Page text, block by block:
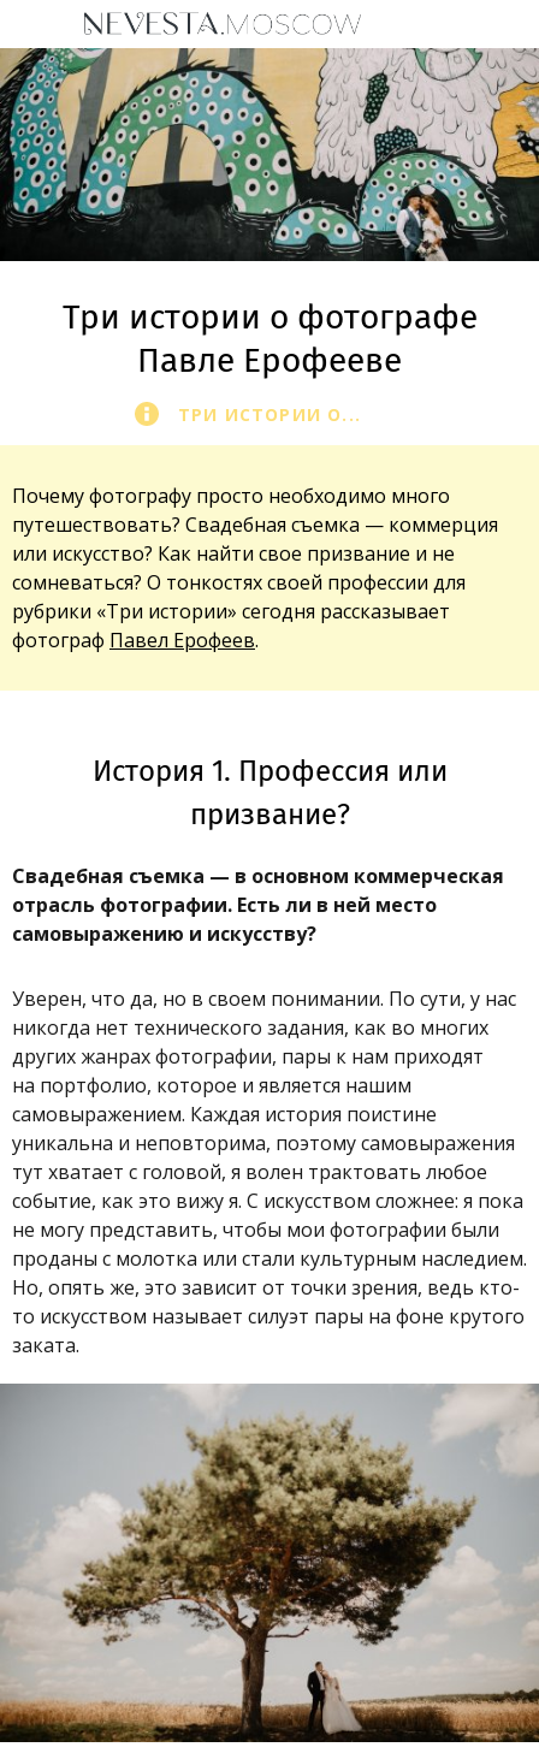
Три истории о фотографе
Павле Ерофееве
ТРИ ИСТОРИИ О...
Почему фотографу просто необходимо много
путешествовать? Свадебная съемка — коммерция
или искусство? Как найти свое призвание и не
сомневаться? О тонкостях своей профессии для
рубрики «Три истории» сегодня рассказывает
фотограф Павел Ерофеев.
История 1. Профессия или
призвание?
Свадебная съемка — в основном коммерческая
отрасль фотографии. Есть ли в ней место
самовыражению и искусству?
Уверен, что да, но в своем понимании. По сути, у нас
никогда нет технического задания, как во многих
других жанрах фотографии, пары к нам приходят
на портфолио, которое и является нашим
самовыражением. Каждая история поистине
уникальна и неповторима, поэтому самовыражения
тут хватает с головой, я волен трактовать любое
событие, как это вижу я. С искусством сложнее: я пока
не могу представить, чтобы мои фотографии были
проданы с молотка или стали культурным наследием.
Но, опять же, это зависит от точки зрения, ведь кто-
то искусством называет силуэт пары на фоне крутого
заката.